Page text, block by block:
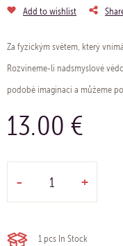
Add to wishlist
Za fyzickým světem, který
Rozvineme-li nadsmyslové
podobě imaginací a můžeme
13.00 €
- +
1 pcs In Stock